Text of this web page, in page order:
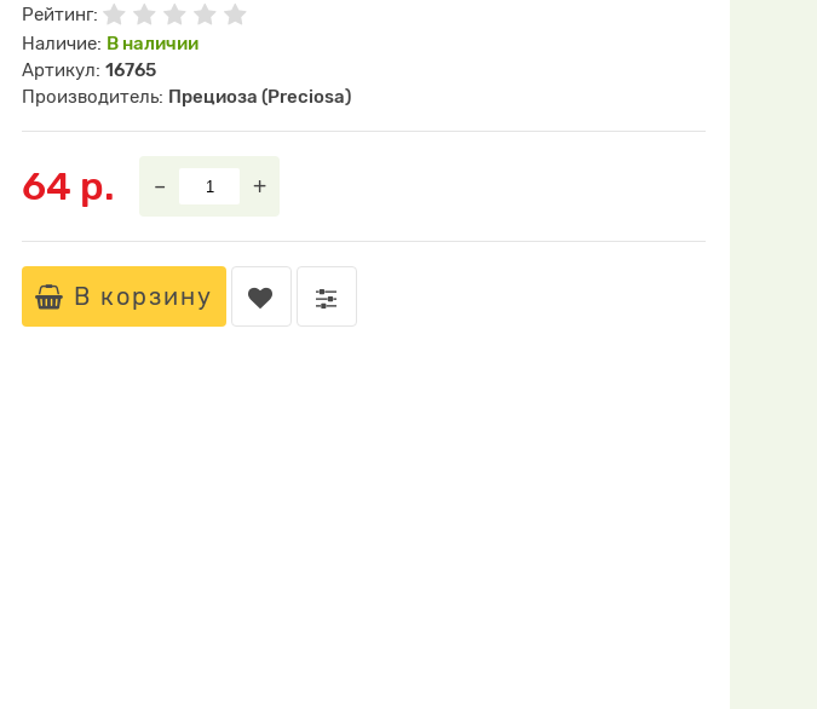
Рейтинг:
Наличие: В наличии
Артикул: 16765
Производитель: Прециоза (Preciosa)
64 р. – +
В корзину